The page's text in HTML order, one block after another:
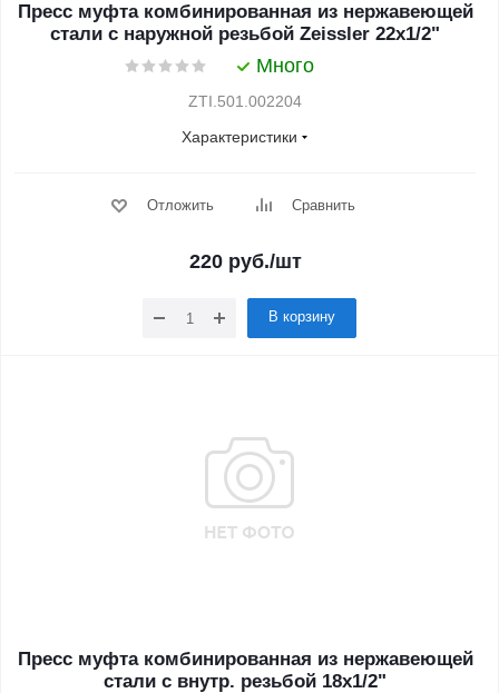
Пресс муфта комбинированная из нержавеющей
стали с наружной резьбой Zeissler 22х1/2"
Много
ZTI.501.002204
Характеристики
Отложить Сравнить
220 руб./шт
В корзину
Пресс муфта комбинированная из нержавеющей
стали с внутр. резьбой 18х1/2"